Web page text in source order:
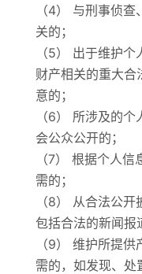
（4） 与刑事侦
关的；
（5） 出于维护个
财产相关的重大合
意的；
（6） 所涉及的
会公众公开的；
（7） 根据个人
需的；
（8） 从合法公开
包括合法的新闻报
（9） 维护所提
需的，如发现、处